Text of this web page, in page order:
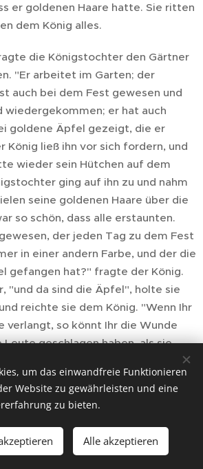
er goldenen Haare hatte. Sie ritten
dem König alles.
die Königstochter den Gärtner
"Er arbeitet im Garten; der
auch bei dem Fest gewesen und
wiedergekommen; er hat auch
goldene Äpfel gezeigt, die er
König ließ ihn vor sich fordern, und
wieder sein Hütchen auf dem
ging auf ihn zu und nahm
seine goldenen Haare über die
so schön, dass alle erstaunten.
der jeden Tag zu dem Fest
in einer andern Farbe, und der die
gefangen hat?" fragte der König.
"und da sind die Äpfel", holte sie
reichte sie dem König. "Wenn Ihr
verlangt, so könnt Ihr die Wunde
Leute geschlagen haben, als sie
ich bin auch der Ritter, der Euch
geholfen hat." - "Wenn du
kannst, so bist du kein
mir, wer ist dein Vater?" - "Mein
König, und Goldes habe ich die
nur verlange." - "Ich sehe wohl",
um das einwandfreie Funktionieren
Website zu gewährleisten und eine
zu bieten.
Alle akzeptieren